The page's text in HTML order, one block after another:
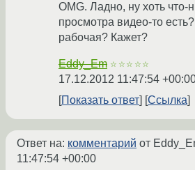
OMG. Ладно, ну хоть что-
просмотра видео-то
рабочая? Кажет?
Eddy_Em ☆☆☆☆☆
17.12.2012 11:47:54
Показать ответ
Ссылка
Ответ на: комментарий от
11:47:54 +00:00